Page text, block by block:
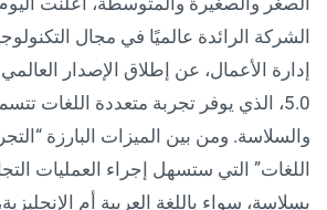
الشركة الرائدة عالميًا في مجال
5.0، الذي يوفر تجربة متعددة اللغات
والسلاسة. ومن بين الميزات البارزة
اللغات” التي ستسهل إجراء العمليات
بسلاسة، سواء باللغة العربية أم